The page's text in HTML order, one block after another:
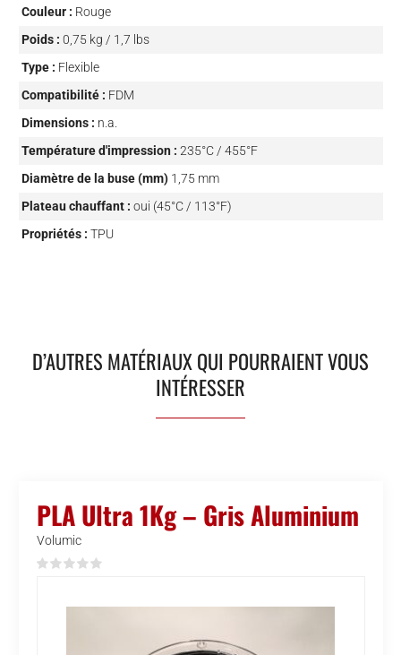
Couleur : Rouge
Poids : 0,75 kg / 1,7 lbs
Type : Flexible
Compatibilité : FDM
Dimensions : n.a.
Température d'impression : 235°C / 455°F
Diamètre de la buse (mm) 1,75 mm
Plateau chauffant : oui (45°C / 113°F)
Propriétés : TPU
D’AUTRES MATÉRIAUX QUI POURRAIENT VOUS
INTÉRESSER
PLA Ultra 1Kg – Gris Aluminium
Volumic